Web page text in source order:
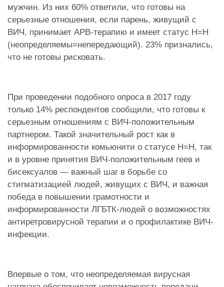
мужчин. Из них 60% ответили, что готовы на
серьезные отношения, если парень, живущий с
ВИЧ, принимает АРВ-терапию и имеет статус Н=Н
(неопределяемы=непередающий). 23% признались,
что не готовы рисковать.
При проведении подобного опроса в 2017 году
только 14% респондентов сообщили, что готовы к
серьезным отношениям с ВИЧ-положительным
партнером. Такой значительный рост как в
информированности комьюнити о статусе Н=Н, так
и в уровне принятия ВИЧ-положительным геев и
бисексуалов — важный шаг в борьбе со
стигматизацией людей, живущих с ВИЧ, и важная
победа в повышении грамотности и
информированности ЛГБТК-людей о возможностях
антиретровирусной терапии и о профилактике ВИЧ-
инфекции.
Впервые о том, что неопределяемая вирусная